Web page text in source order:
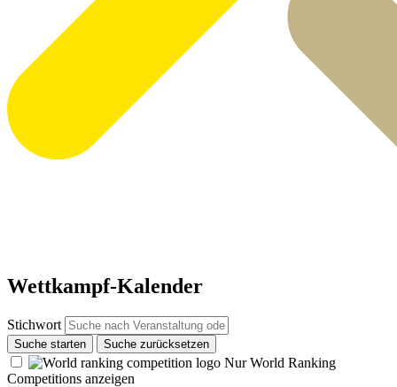
Wettkampf-Kalender
Stichwort
Suche starten Suche zurücksetzen
Nur World Ranking
Competitions anzeigen